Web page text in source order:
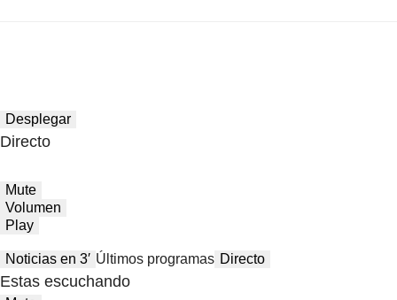
Desplegar
Directo
Mute
Volumen
Play
Noticias en 3′ Últimos programas Directo
Estas escuchando